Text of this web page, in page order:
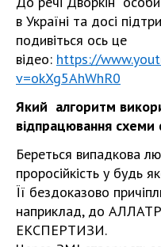
в Україні та досі
подивіться ось це
відео: https://
v=okXg5AhWhR0
Який алгоритм
відпрацювання
Береться випадкова
проросійкість у будь
Її бездоказово
наприклад, до
ЕКСПЕРТИЗИ.